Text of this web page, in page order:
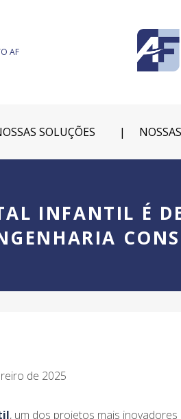
AF
SOLUÇÕES
INFANTIL É
de 2025
, um dos projetos mais